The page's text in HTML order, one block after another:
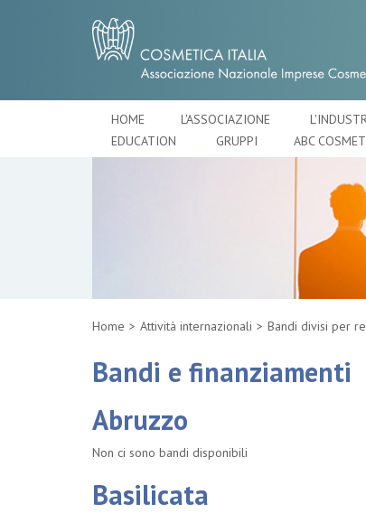
HOME L'ASSOCIAZIONE
EDUCATION
GRUPPI ABC
Home Attività internazionali Bandi divisi per
Bandi e finanziamenti
Abruzzo
Non ci sono bandi disponibili
Basilicata